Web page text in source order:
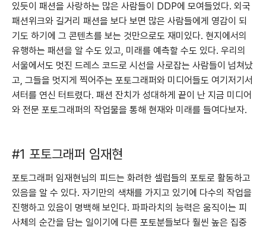
있듯이 패션을 사랑하는 많은 사람들이 DDP에 모여들었다. 외국
패션위크와 길거리 패션을 보다 보면 많은 사람들에게 영감이 되
기도 하기에 그 콘텐츠를 보는 것만으로도 재미있다. 현지에서의
유행하는 패션을 알 수도 있고, 미래를 예측할 수도 있다. 우리의
서울에서도 멋진 드레스 코드로 시선을 사로잡는 사람들이 넘쳐났
고, 그들을 멋지게 찍어주는 포토그래퍼와 미디어들도 여기저기서
셔터를 연신 터트렸다. 패션 잔치가 성대하게 끝이 난 지금 미디어
와 전문 포토그래퍼의 작업물을 통해 현재와 미래를 들여다보자.
#1 포토그래퍼 임재현
포토그래퍼 임재현님의 피드는 화려한 셀럽들의 포토로 활동하고
있음을 알 수 있다. 자기만의 색채를 가지고 있기에 다수의 작업을
진행하고 있음이 명백해 보인다. 파파라치의 능력은 움직이는 피
사체의 순간을 담는 일이기에 다른 포토분들보다 훨씬 높은 집중